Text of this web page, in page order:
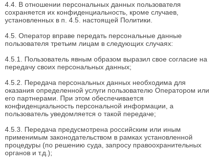
4.4. В отношении персональных данных пользователя
сохраняется их конфиденциальность, кроме случаев,
установленных в п. 4.5. настоящей Политики.
4.5. Оператор вправе передать персональные данные
пользователя третьим лицам в следующих случаях:
4.5.1. Пользователь явным образом выразил свое согласие на
передачу своих персональных данных;
4.5.2. Передача персональных данных необходима для
оказания определенной услуги пользователю Оператором или
его партнерами. При этом обеспечивается
конфиденциальность персональной информации, а
пользователь уведомляется о такой передаче;
4.5.3. Передача предусмотрена российским или иным
применимым законодательством в рамках установленной
процедуры (по решению суда, запросу правоохранительных
органов и т.д.);